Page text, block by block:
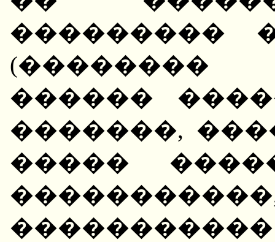
���������
(��������
������
�������,
�����